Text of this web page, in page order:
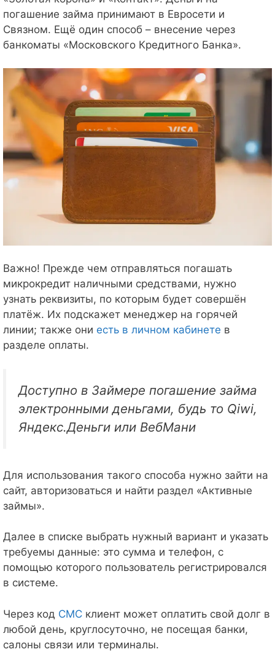
погашение займа принимают в Евросети и
Связном. Ещё один способ – внесение через
банкоматы «Московского Кредитного Банка».
Важно! Прежде чем отправляться погашать
микрокредит наличными средствами, нужно
узнать реквизиты, по которым будет совершён
платёж. Их подскажет менеджер на горячей
линии; также они есть в личном кабинете в
разделе оплаты.
Доступно в Займере погашение займа
электронными деньгами, будь то Qiwi,
Яндекс.Деньги или ВебМани
Для использования такого способа нужно зайти на
сайт, авторизоваться и найти раздел «Активные
займы».
Далее в списке выбрать нужный вариант и указать
требуемы данные: это сумма и телефон, с
помощью которого пользователь регистрировался
в системе.
Через код СМС клиент может оплатить свой долг в
любой день, круглосуточно, не посещая банки,
салоны связи или терминалы.